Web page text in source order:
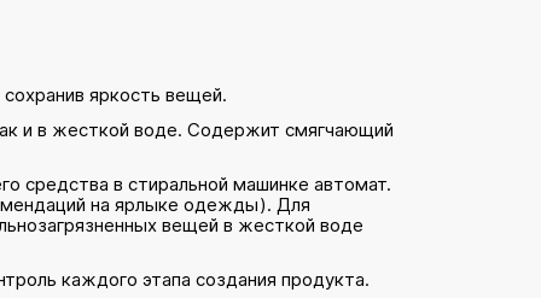
яркость вещей.
и в жесткой воде. Содержит смягчающий
средства в стиральной машинке автомат.
на ярлыке одежды). Для
вещей в жесткой воде
каждого этапа создания продукта.